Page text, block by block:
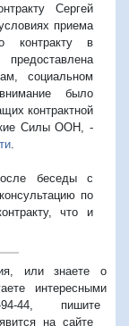
Сергей
приема
контракту в
социальном
было
контрактной
Силы ООН, -
беседы с
по
что и
или знаете о
интересными
94-44, пишите
на сайте